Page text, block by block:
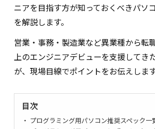
ニアを目指す方が知っておくべきパソ
を解説します。
営業・事務・製造業など異業種から転
上のエンジニアデビューを支援してき
が、現場目線でポイントをお伝えします
目次
プログラミング用パソコン推奨スペック一